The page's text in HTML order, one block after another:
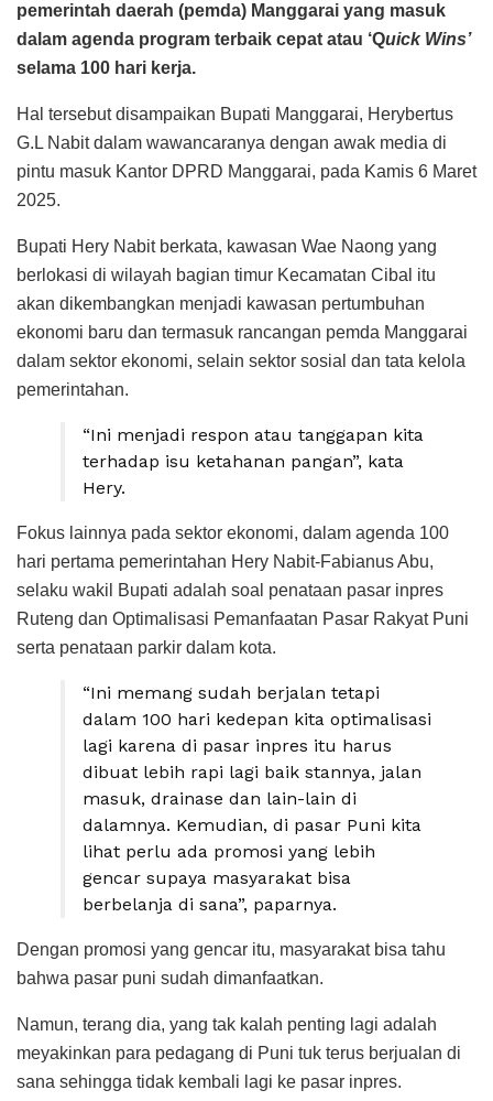
pemerintah daerah (pemda) Manggarai yang masuk
dalam agenda program terbaik cepat atau ‘Quick Wins’
selama 100 hari kerja.
Hal tersebut disampaikan Bupati Manggarai, Herybertus
G.L Nabit dalam wawancaranya dengan awak media di
pintu masuk Kantor DPRD Manggarai, pada Kamis 6 Maret
2025.
Bupati Hery Nabit berkata, kawasan Wae Naong yang
berlokasi di wilayah bagian timur Kecamatan Cibal itu
akan dikembangkan menjadi kawasan pertumbuhan
ekonomi baru dan termasuk rancangan pemda Manggarai
dalam sektor ekonomi, selain sektor sosial dan tata kelola
pemerintahan.
“Ini menjadi respon atau tanggapan kita
terhadap isu ketahanan pangan”, kata
Hery.
Fokus lainnya pada sektor ekonomi, dalam agenda 100
hari pertama pemerintahan Hery Nabit-Fabianus Abu,
selaku wakil Bupati adalah soal penataan pasar inpres
Ruteng dan Optimalisasi Pemanfaatan Pasar Rakyat Puni
serta penataan parkir dalam kota.
“Ini memang sudah berjalan tetapi
dalam 100 hari kedepan kita optimalisasi
lagi karena di pasar inpres itu harus
dibuat lebih rapi lagi baik stannya, jalan
masuk, drainase dan lain-lain di
dalamnya. Kemudian, di pasar Puni kita
lihat perlu ada promosi yang lebih
gencar supaya masyarakat bisa
berbelanja di sana”, paparnya.
Dengan promosi yang gencar itu, masyarakat bisa tahu
bahwa pasar puni sudah dimanfaatkan.
Namun, terang dia, yang tak kalah penting lagi adalah
meyakinkan para pedagang di Puni tuk terus berjualan di
sana sehingga tidak kembali lagi ke pasar inpres.